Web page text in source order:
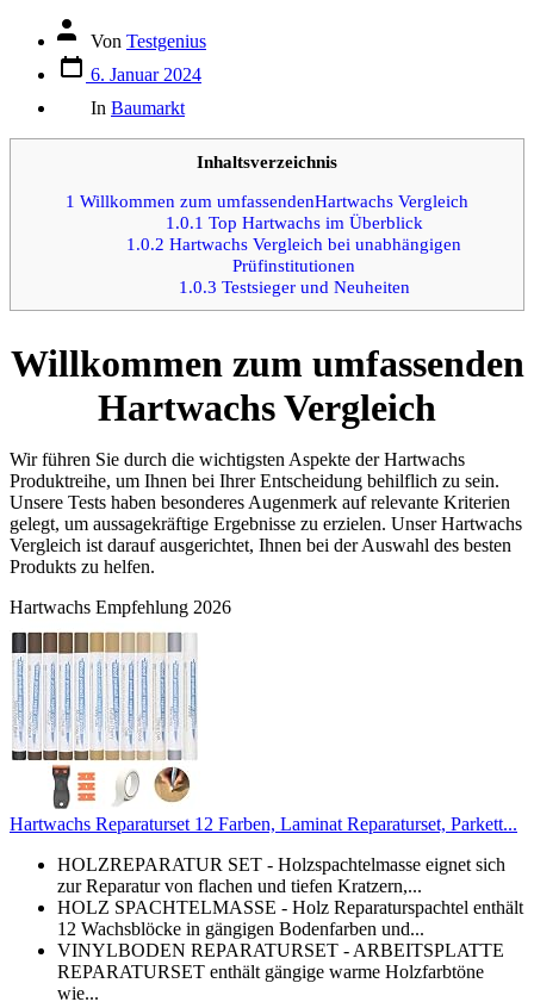
Autor
Beitrags
Von Testgenius
Datum
des
Beitrags
6. Januar 2024
In Baumarkt
Inhaltsverzeichnis
1 Willkommen zum umfassendenHartwachs Vergleich
1.0.1 Top Hartwachs im Überblick
1.0.2 Hartwachs Vergleich bei unabhängigen
Prüfinstitutionen
1.0.3 Testsieger und Neuheiten
Willkommen zum umfassenden
Hartwachs Vergleich
Wir führen Sie durch die wichtigsten Aspekte der Hartwachs
Produktreihe, um Ihnen bei Ihrer Entscheidung behilflich zu sein.
Unsere Tests haben besonderes Augenmerk auf relevante Kriterien
gelegt, um aussagekräftige Ergebnisse zu erzielen. Unser Hartwachs
Vergleich ist darauf ausgerichtet, Ihnen bei der Auswahl des besten
Produkts zu helfen.
Hartwachs Empfehlung 2026
Hartwachs Reparaturset 12 Farben, Laminat Reparaturset, Parkett...
HOLZREPARATUR SET - Holzspachtelmasse eignet sich
zur Reparatur von flachen und tiefen Kratzern,...
HOLZ SPACHTELMASSE - Holz Reparaturspachtel enthält
12 Wachsblöcke in gängigen Bodenfarben und...
VINYLBODEN REPARATURSET - ARBEITSPLATTE
REPARATURSET enthält gängige warme Holzfarbtöne
wie...